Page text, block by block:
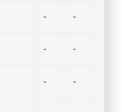
- -
- -
- -